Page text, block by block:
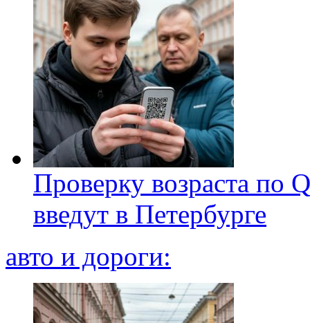
Проверку возраста по
введут в Петербурге
авто и дороги: